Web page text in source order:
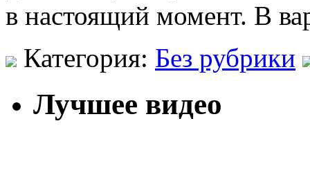
в настоящий момент. В
Категория: Без рубрики
Лучшее видео